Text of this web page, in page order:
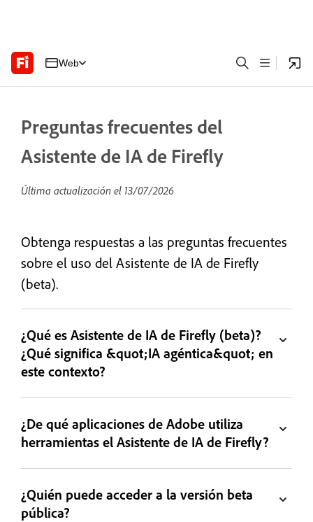
Web
Preguntas frecuentes del
Asistente de IA de Firefly
Última actualización el 13/07/2026
Obtenga respuestas a las preguntas frecuentes
sobre el uso del Asistente de IA de Firefly
(beta).
¿Qué es Asistente de IA de Firefly (beta)?
¿Qué significa &quot;IA agéntica&quot; en
este contexto?
¿De qué aplicaciones de Adobe utiliza
herramientas el Asistente de IA de Firefly?
¿Quién puede acceder a la versión beta
pública?